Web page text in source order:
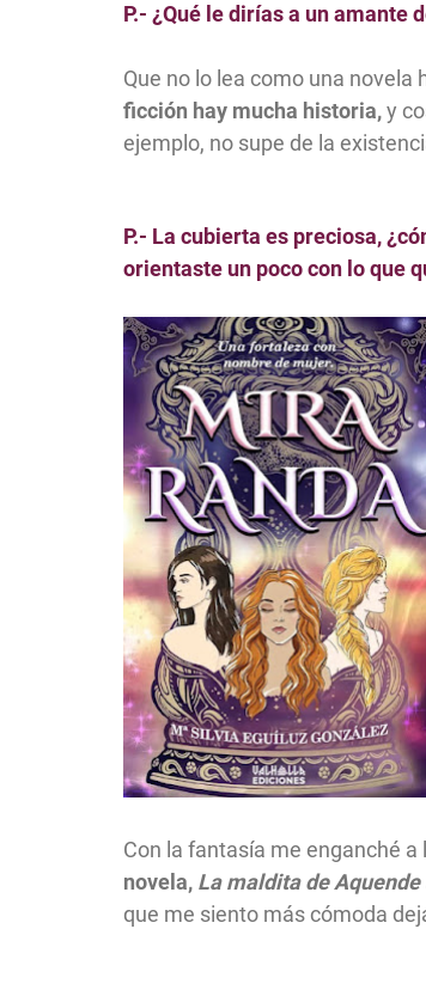
P.- ¿Qué le dirías a un amante
Que no lo lea como una novela
ficción hay mucha historia,y
ejemplo, no supe de la
P.- La cubierta es preciosa,
orientaste un poco con lo que
Con la fantasía me enganché
novela, La maldita de
que me siento más cómoda